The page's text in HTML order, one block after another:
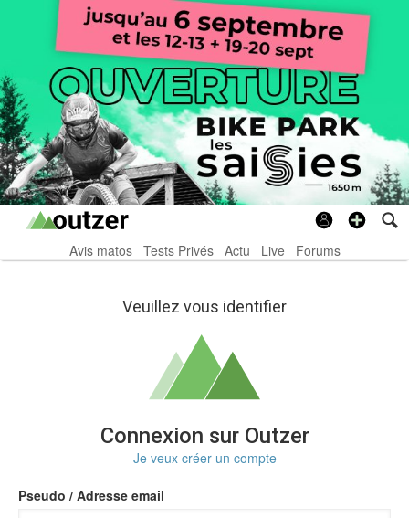
Avis matos Tests Privés Actu Live Forums
Veuillez vous identifier
Connexion sur Outzer
Je veux créer un compte
Pseudo / Adresse email